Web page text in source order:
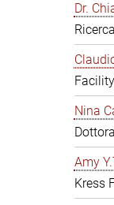
Dr.
Nina
Amy
Kress